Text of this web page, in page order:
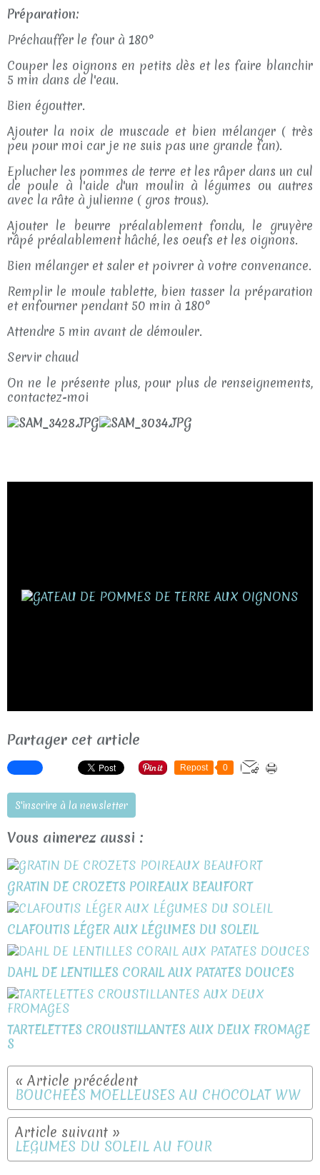
Préparation:
Préchauffer le four à 180°
Couper les oignons en petits dès et les faire blanchir
5 min dans de l'eau.
Bien égoutter.
Ajouter la noix de muscade et bien mélanger ( très
peu pour moi car je ne suis pas une grande fan).
Eplucher les pommes de terre et les râper dans un cul
de poule à l'aide d'un moulin à légumes ou autres
avec la râte à julienne ( gros trous).
Ajouter le beurre préalablement fondu, le gruyère
râpé préalablement hâché, les oeufs et les oignons.
Bien mélanger et saler et poivrer à votre convenance.
Remplir le moule tablette, bien tasser la préparation
et enfourner pendant 50 min à 180°
Attendre 5 min avant de démouler.
Servir chaud
On ne le présente plus, pour plus de renseignements,
contactez-moi
Partager cet article
Repost 0
S'inscrire à la newsletter
Vous aimerez aussi :
GRATIN DE CROZETS POIREAUX BEAUFORT
CLAFOUTIS LÉGER AUX LÉGUMES DU SOLEIL
DAHL DE LENTILLES CORAIL AUX PATATES DOUCES
TARTELETTES CROUSTILLANTES AUX DEUX FROMAGE
S
BOUCHEES MOELLEUSES AU CHOCOLAT WW
LEGUMES DU SOLEIL AU FOUR